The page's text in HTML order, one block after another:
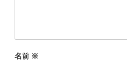
名前 ※